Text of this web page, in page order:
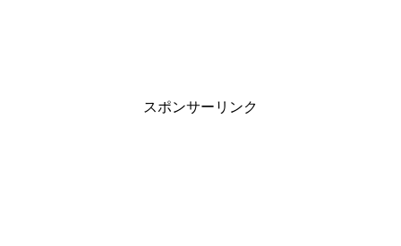
スポンサーリンク